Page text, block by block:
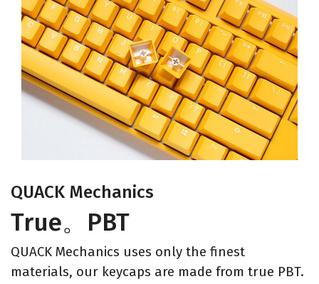
QUACK Mechanics
True。PBT
QUACK Mechanics uses only the finest
materials, our keycaps are made from true PBT.